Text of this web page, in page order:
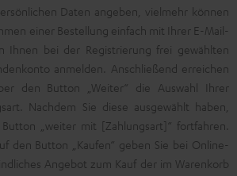
Daten angeben, vielmehr können
einer Bestellung einfach mit Ihrer E-Mail-
Ihnen bei der Registrierung frei gewählten
anmelden. Anschließend erreichen
den Button „Weiter“ die Auswahl Ihrer
Nachdem Sie diese ausgewählt haben,
„weiter mit [Zahlungsart]“ fortfahren.
den Button „Kaufen“ geben Sie bei Online-
Angebot zum Kauf der im Warenkorb